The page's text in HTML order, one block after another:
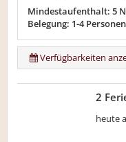
Mindestaufenthalt: 5
Belegung: 1-4 Personen
Verfügbarkeiten
2
heute